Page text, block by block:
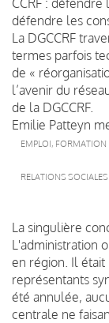
défendre les
La DGCCRF
termes parfois
de «
l’avenir du
de la DGCCRF.
Emilie Patteyn
EMPLOI, FORMATION
RELATIONS SOCIALES
La singulière
L'administration
en région. Il
représentants
été annulée,
centrale ne